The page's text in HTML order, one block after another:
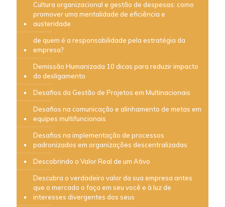
Cultura organizacional e gestão de despesas: como
promover uma mentalidade de eficiência e
austeridade
de quem é a responsabilidade pela estratégia da
empresa?
Demissão Humanizada 10 dicas para reduzir impacto
do desligamento
Desafios da Gestão de Projetos em Multinacionais
Desafios na comunicação e alinhamento de metas em
equipes multifuncionais
Desafios na implementação de processos
padronizados em organizações descentralizadas
Descobrindo o Valor Real de um Ativo
Descubra o verdadeiro valor da sua empresa antes
que o mercado o faça em seu você e à luz de
interesses divergentes dos seus